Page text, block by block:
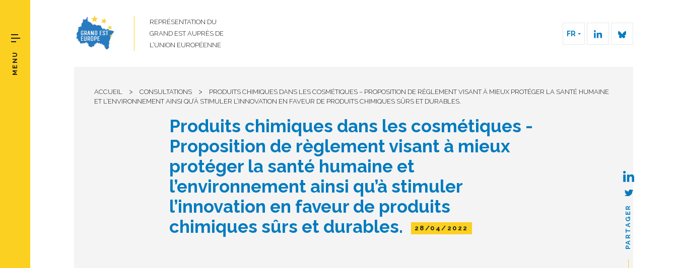
REPRÉSENTATION DU
GRAND EST AUPRÈS DE
L’UNION EUROPÉENNE
FR
MENU
ACCUEIL > CONSULTATIONS >
PRODUITS CHIMIQUES DANS LES COSMÉTIQUES – PROPOSITION DE RÈGLEMENT VISANT À MIEUX PROTÉGER LA SANTÉ HUMAINE
ET L’ENVIRONNEMENT AINSI QU’À STIMULER L’INNOVATION EN FAVEUR DE PRODUITS CHIMIQUES SÛRS ET DURABLES.
Produits chimiques dans les cosmétiques -
Proposition de règlement visant à mieux
protéger la santé humaine et
l’environnement ainsi qu’à stimuler
l’innovation en faveur de produits
chimiques sûrs et durables.
28/04/2022 PARTAGER